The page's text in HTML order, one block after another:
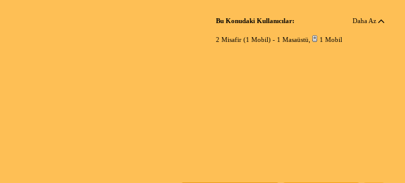
Bu Konudaki Kullanıcılar: Daha Az
2 Misafir (1 Mobil) - 1 Masaüstü 1 Mobil